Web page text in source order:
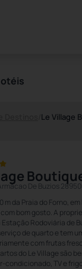
Le Village
De Buzios
m da Praia do Forno,
bom gosto. A
Estação Rodoviária de
de quarto e tem
com frutas
do Le Village são
condicionado, TV e